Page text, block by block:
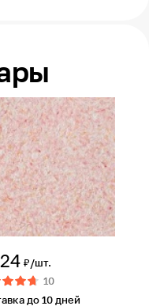
₽/шт.
10
до 10 дней